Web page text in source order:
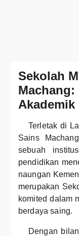
Sekolah
Machang:
Terletak di
Sains
sebuah
pendidikan
naungan
merupakan
komited dalam
berdaya saing.
Dengan